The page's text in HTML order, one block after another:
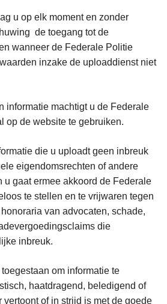
u op elk moment en zonder
de toegang tot de
wanneer de Federale Politie
inzake de uploaddienst niet
informatie machtigt u de Federale
op de website te gebruiken.
die u uploadt geen inbreuk
eigendomsrechten of andere
u gaat ermee akkoord de Federale
te stellen en te vrijwaren tegen
van advocaten, schade,
die
inbreuk.
om informatie te
haatdragend, beledigend of
vertoont of in strijd is met de goede